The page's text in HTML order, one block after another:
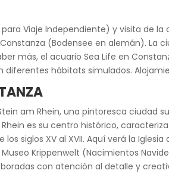
Viaje Independiente) y visita de
(Bodensee en alemán). La
más, el acuario Sea Life en
hábitats simulados.
am Rhein, una pintoresca ciudad
es su centro histórico,
XV al XVII. Aquí verá la Iglesia
Krippenwelt (Nacimientos
con atención al detalle y